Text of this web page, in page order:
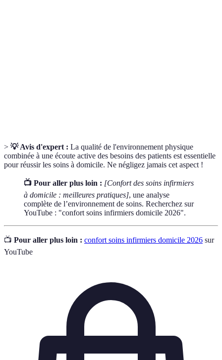
> 💡 Avis d'expert : La qualité de l'environnement physique
combinée à une écoute active des besoins des patients est essentielle
pour réussir les soins à domicile. Ne négligez jamais cet aspect !
📺 Pour aller plus loin : [Confort des soins infirmiers
à domicile : meilleures pratiques], une analyse
complète de l’environnement de soins. Recherchez sur
YouTube : "confort soins infirmiers domicile 2026".
📺 Pour aller plus loin : confort soins infirmiers domicile 2026 sur
YouTube